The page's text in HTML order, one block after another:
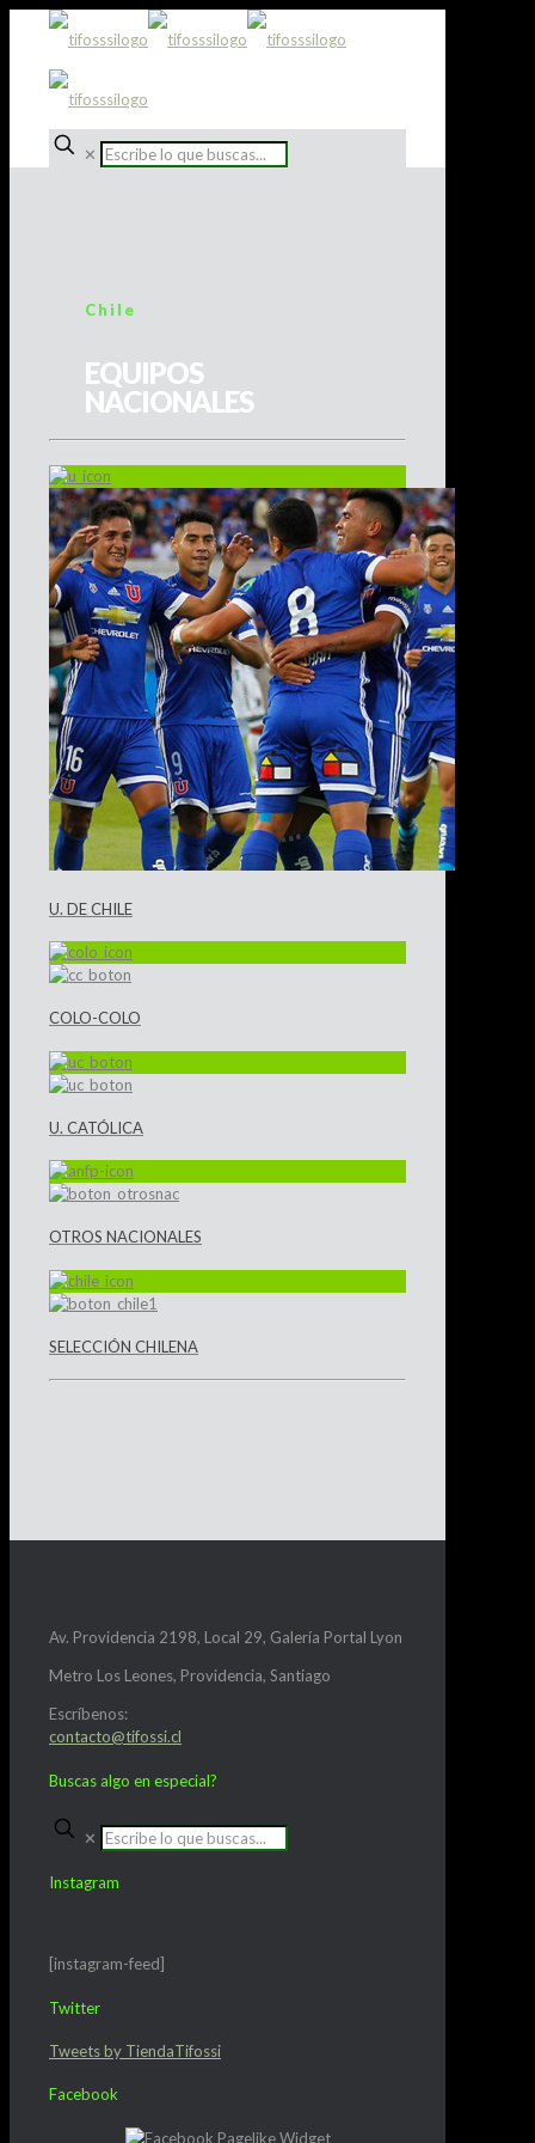
✕
Chile
EQUIPOS
NACIONALES
U. DE CHILE
COLO-COLO
U. CATÓLICA
OTROS NACIONALES
SELECCIÓN CHILENA
Av. Providencia 2198, Local 29, Galería Portal Lyon
Metro Los Leones, Providencia, Santiago
Escríbenos:
contacto@tifossi.cl
Buscas algo en especial?
✕
Instagram
[instagram-feed]
Twitter
Tweets by TiendaTifossi
Facebook